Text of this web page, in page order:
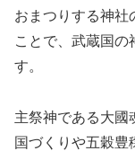
おまつりする神社
ことで、武蔵国の
す。
主祭神である大國
国づくりや五穀豊